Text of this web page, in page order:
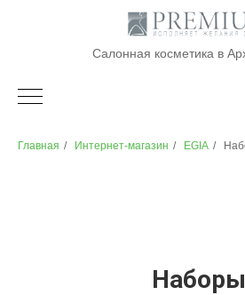
Салонная косметика в
Главная / Интернет-магазин / EGIA /
Наборы